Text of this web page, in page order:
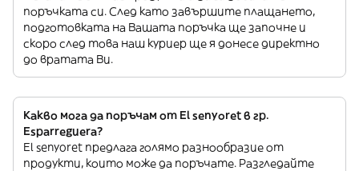
поръчката си. След като завършите плащането,
подготовката на Вашата поръчка ще започне и
скоро след това наш куриер ще я донесе директно
до вратата Ви.
Какво мога да поръчам от El senyoret в гр.
Esparreguera?
El senyoret предлага голямо разнообразие от
продукти, които може да поръчате. Разгледайте